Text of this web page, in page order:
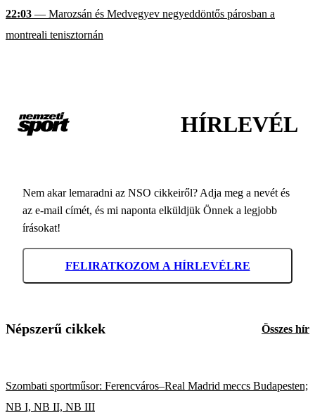
22:03 — Marozsán és Medvegyev negyeddöntős párosban a
montreali tenisztornán
HÍRLEVÉL
Nem akar lemaradni az NSO cikkeiről? Adja meg a nevét és
az e-mail címét, és mi naponta elküldjük Önnek a legjobb
írásokat!
FELIRATKOZOM A HÍRLEVÉLRE
Népszerű cikkek Összes hír
Szombati sportműsor: Ferencváros–Real Madrid meccs Budapesten;
NB I, NB II, NB III